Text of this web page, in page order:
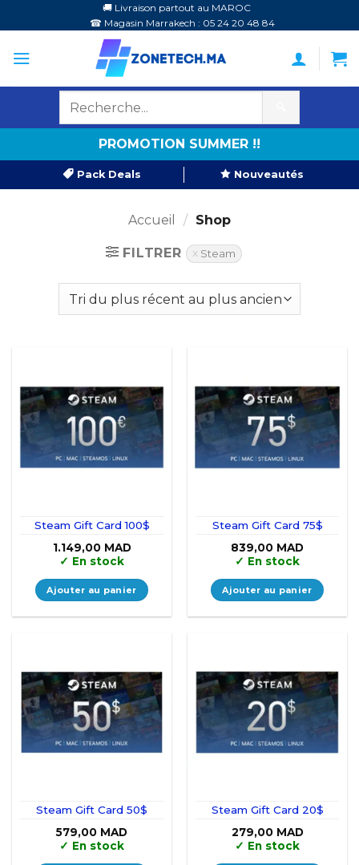
au
contenu
🚚 Livraison partout au MAROC
☎ Magasin Marrakech : 05 24 20 48 84
PROMOTION SUMMER !!
Pack Deals Nouveautés
Accueil / Shop
FILTRER Steam
Steam Gift Card 100$
1.149,00 MAD
✓ En stock
Ajouter au panier
Steam Gift Card 75$
839,00 MAD
✓ En stock
Ajouter au panier
Steam Gift Card 50$
579,00 MAD
✓ En stock
Steam Gift Card 20$
279,00 MAD
✓ En stock